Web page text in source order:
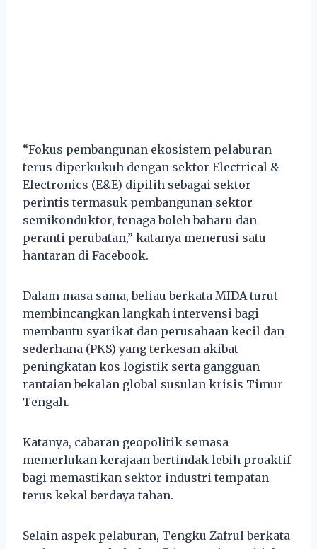
“Fokus pembangunan ekosistem pelaburan
terus diperkukuh dengan sektor Electrical &
Electronics (E&E) dipilih sebagai sektor
perintis termasuk pembangunan sektor
semikonduktor, tenaga boleh baharu dan
peranti perubatan,” katanya menerusi satu
hantaran di Facebook.
Dalam masa sama, beliau berkata MIDA turut
membincangkan langkah intervensi bagi
membantu syarikat dan perusahaan kecil dan
sederhana (PKS) yang terkesan akibat
peningkatan kos logistik serta gangguan
rantaian bekalan global susulan krisis Timur
Tengah.
Katanya, cabaran geopolitik semasa
memerlukan kerajaan bertindak lebih proaktif
bagi memastikan sektor industri tempatan
terus kekal berdaya tahan.
Selain aspek pelaburan, Tengku Zafrul berkata